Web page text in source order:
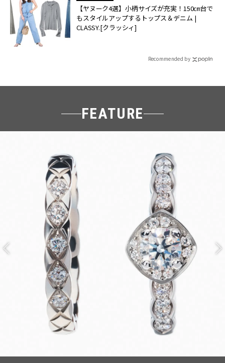
【ヤヌーク4選】小柄サイズが充実！150㎝台で
もスタイルアップするトップス＆デニム |
CLASSY.[クラッシィ]
Recommended by
FEATURE